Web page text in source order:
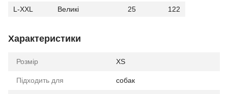
L-XXL
Великі 25 122
Характеристики
Розмір XS
Підходить для собак